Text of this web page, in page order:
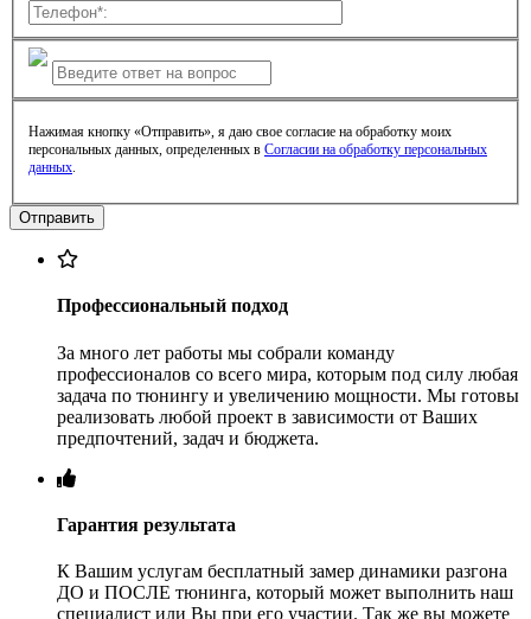
Нажимая кнопку «Отправить», я даю свое согласие на обработку моих
персональных данных, определенных в Согласии на обработку персональных
данных.
Профессиональный подход
За много лет работы мы собрали команду
профессионалов со всего мира, которым под силу любая
задача по тюнингу и увеличению мощности. Мы готовы
реализовать любой проект в зависимости от Ваших
предпочтений, задач и бюджета.
Гарантия результата
К Вашим услугам бесплатный замер динамики разгона
ДО и ПОСЛЕ тюнинга, который может выполнить наш
специалист или Вы при его участии. Так же вы можете